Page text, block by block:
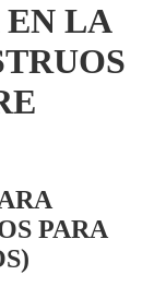
EN LA
PARA